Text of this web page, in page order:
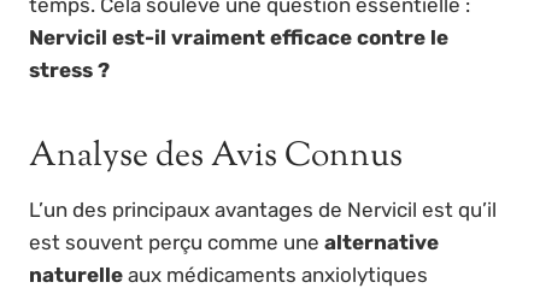
Nervicil est-il vraiment efficace contre le
stress ?
Analyse des Avis Connus
L’un des principaux avantages de Nervicil est qu’il
est souvent perçu comme une alternative
naturelle aux médicaments anxiolytiques